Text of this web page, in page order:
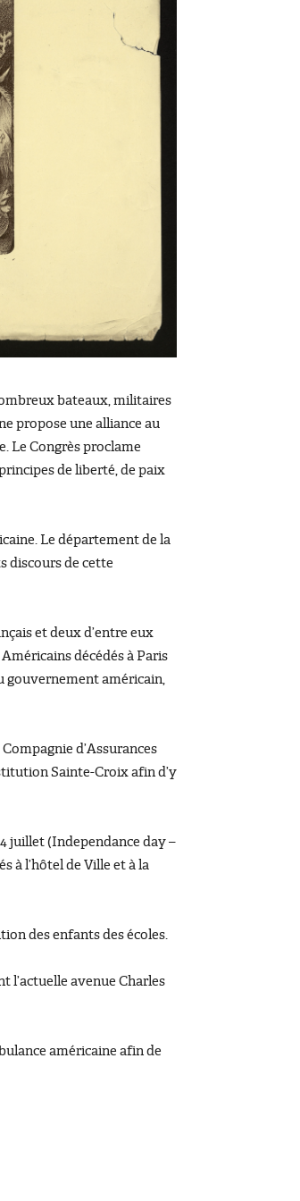
bateaux, militaires
propose une alliance au
Le Congrès proclame
de liberté, de paix
Le département de la
discours de cette
et deux d’entre eux
décédés à Paris
gouvernement américain,
d’Assurances
Sainte-Croix afin d’y
juillet (Independance day –
à l’hôtel de Ville et à la
des enfants des écoles.
l’actuelle avenue Charles
américaine afin de